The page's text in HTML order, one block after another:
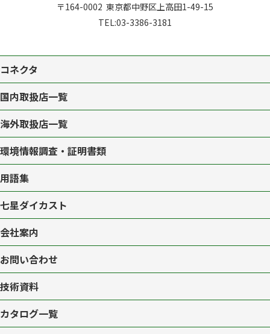
〒164-0002 東京都中野区上高田1-49-15
TEL:03-3386-3181
コネクタ
国内取扱店一覧
海外取扱店一覧
環境情報調査・証明書類
用語集
七星ダイカスト
会社案内
お問い合わせ
技術資料
カタログ一覧